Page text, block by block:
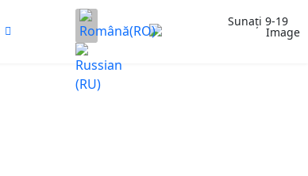
Selectați limba dvs
Sunați 9-19